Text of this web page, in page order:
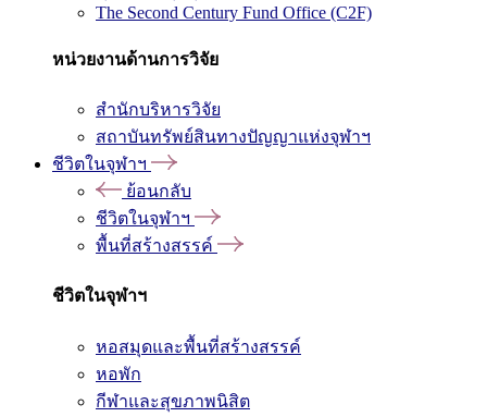
The Second Century Fund Office (C2F)
หน่วยงานด้านการวิจัย
สำนักบริหารวิจัย
สถาบันทรัพย์สินทางปัญญาแห่งจุฬาฯ
ชีวิตในจุฬาฯ
ย้อนกลับ
ชีวิตในจุฬาฯ
พื้นที่สร้างสรรค์
ชีวิตในจุฬาฯ
หอสมุดและพื้นที่สร้างสรรค์
หอพัก
กีฬาและสุขภาพนิสิต